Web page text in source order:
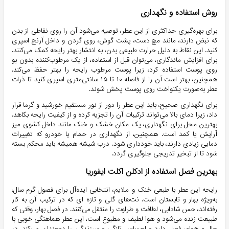
روش استفاده و نگهداری
برای بهره‌گیری حداکثری از این عطر، توصیه می‌شود آن را روی نقاطی از بدن
که نبض دارند، مانند مچ دست، پشت گوش، روی گردن و داخل آرنج اسپری
کنید. این نقاط به دلیل حرارت طبیعی بدن، به انتشار بهتر رایحه کمک می‌کنند.
برای افزایش ماندگاری، می‌توان قبل از استفاده، از یک مرطوب‌کننده بدون بو
روی پوست استفاده کرد، زیرا پوست مرطوب رایحه را بهتر حفظ می‌کند.
همچنین، بهتر است آن را از فاصله ۱۰ تا ۱۵ سانتی‌متری اسپری کنید تا ذرات
عطر به‌صورت یکنواخت روی پوست پخش شوند.
برای نگهداری صحیح، باید این عطر را دور از نور مستقیم خورشید و گرما قرار
داد، زیرا دمای بالا می‌تواند ترکیبات آن را تجزیه کرده و از کیفیت رایحه بکاهد.
بهترین محل برای نگهداری، یک مکان خشک و خنک مانند داخل کشوی میز
آرایش یا کمد است. همچنین، از نگهداری در حمام یا خودرو که تغییرات
دمایی زیادی دارند، باید خودداری شود. درب شیشه همیشه باید محکم بسته
شود تا از تبخیر تدریجی جلوگیری گردد.
بهترین فصل استفاده از ادکلن اکلت ایفوریا
رایحه این عطر با طبعی خنک و ملایم، انتخابی ایده‌آل برای فصول گرم سال،
به‌ویژه بهار و تابستان است. نت‌های گلی و تازه ای که در ترکیب آن به کار
رفته‌اند، حس شادابی، لطافت و طراوت را منتقل می‌کنند. در فصل بهار، وقتی که
طبیعت زنده می‌شود و هوا لطیف و مطبوع است، این عطر هماهنگی خوبی با